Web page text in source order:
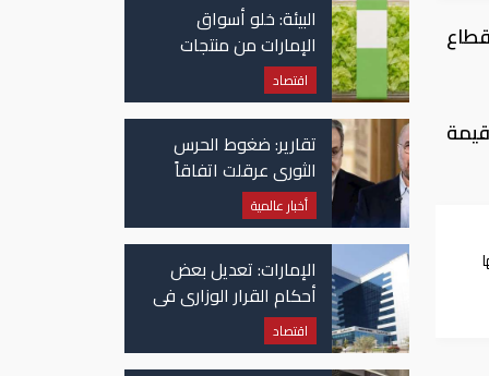
قطاع تكنولوجيا، فاقدا نسبة 9.56%، وقطاع
سيولة بقيمة
البيئة: خلو أسواق
الإمارات من منتجات
الخس المرتبطة بتفشي
داء السيكلوسبورا
اقتصاد
تقارير: ضغوط الحرس
الثوري عرقلت اتفاقاً
وشيكاً حول هرمز
أخبار عالمية
الإمارات: تعديل بعض
أحكام القرار الوزاري في
شأن الضريبة على
الشركات والأعمال
اقتصاد